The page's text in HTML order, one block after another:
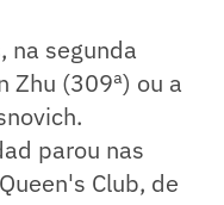
na segunda
Zhu (309ª) ou a
parou nas
Club, de